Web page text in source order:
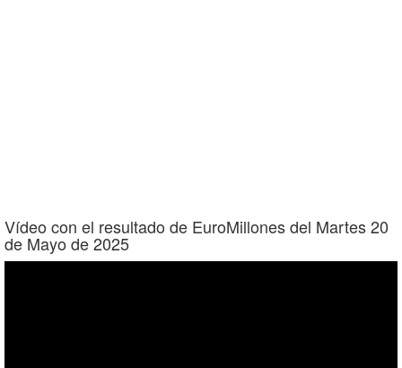
Vídeo con el resultado de EuroMillones del Martes 20
de Mayo de 2025